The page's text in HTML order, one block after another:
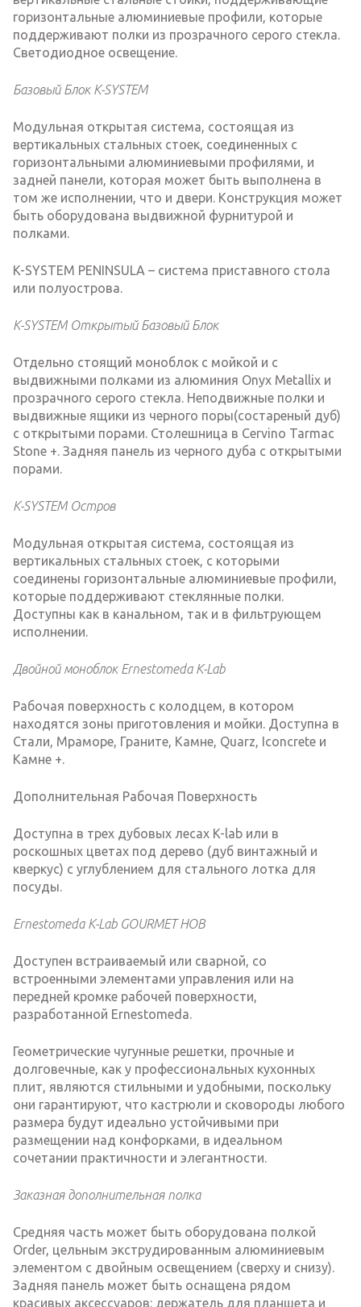
горизонтальные алюминиевые профили, которые
поддерживают полки из прозрачного серого стекла.
Светодиодное освещение.
Базовый Блок K-SYSTEM
Модульная открытая система, состоящая из
вертикальных стальных стоек, соединенных с
горизонтальными алюминиевыми профилями, и
задней панели, которая может быть выполнена в
том же исполнении, что и двери. Конструкция может
быть оборудована выдвижной фурнитурой и
полками.
K-SYSTEM PENINSULA – система приставного стола
или полуострова.
K-SYSTEM Открытый Базовый Блок
Отдельно стоящий моноблок с мойкой и с
выдвижными полками из алюминия Onyx Metallix и
прозрачного серого стекла. Неподвижные полки и
выдвижные ящики из черного поры(состареный дуб)
с открытыми порами. Столешница в Cervino Tarmac
Stone +. Задняя панель из черного дуба с открытыми
порами.
K-SYSTEM Остров
Модульная открытая система, состоящая из
вертикальных стальных стоек, с которыми
соединены горизонтальные алюминиевые профили,
которые поддерживают стеклянные полки.
Доступны как в канальном, так и в фильтрующем
исполнении.
Двойной моноблок Ernestomeda K-Lab
Рабочая поверхность с колодцем, в котором
находятся зоны приготовления и мойки. Доступна в
Стали, Мраморе, Граните, Камне, Quarz, Iconcrete и
Камне +.
Дополнительная Рабочая Поверхность
Доступна в трех дубовых лесах K-lab или в
роскошных цветах под дерево (дуб винтажный и
кверкус) с углублением для стального лотка для
посуды.
Ernestomeda K-Lab GOURMET HOB
Доступен встраиваемый или сварной, со
встроенными элементами управления или на
передней кромке рабочей поверхности,
разработанной Ernestomeda.
Геометрические чугунные решетки, прочные и
долговечные, как у профессиональных кухонных
плит, являются стильными и удобными, поскольку
они гарантируют, что кастрюли и сковороды любого
размера будут идеально устойчивыми при
размещении над конфорками, в идеальном
сочетании практичности и элегантности.
Заказная дополнительная полка
Средняя часть может быть оборудована полкой
Order, цельным экструдированным алюминиевым
элементом с двойным освещением (сверху и снизу).
Задняя панель может быть оснащена рядом
красивых аксессуаров: держатель для планшета и